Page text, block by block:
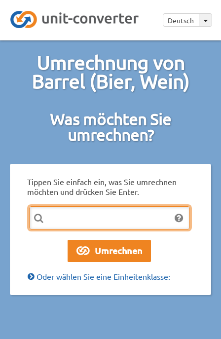
Deutsch
Umrechnung von
Barrel (Bier, Wein)
Was möchten Sie
umrechnen?
Tippen Sie einfach ein, was Sie umrechnen
möchten und drücken Sie Enter.
Oder wählen Sie eine Einheitenklasse: